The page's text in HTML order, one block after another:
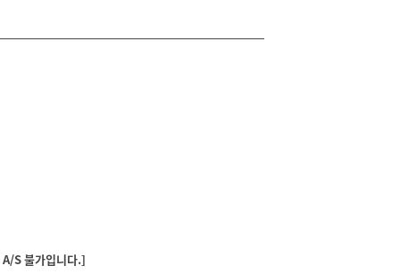
S 불가입니다.]